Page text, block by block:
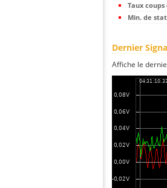
Taux
Min. de
Dernier
Affiche le